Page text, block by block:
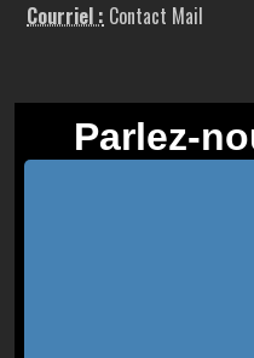
Courriel : Contact Mail